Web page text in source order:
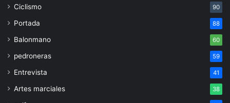
Ciclismo 90
Portada 88
Balonmano 60
pedroneras 59
Entrevista 41
Artes marciales 38